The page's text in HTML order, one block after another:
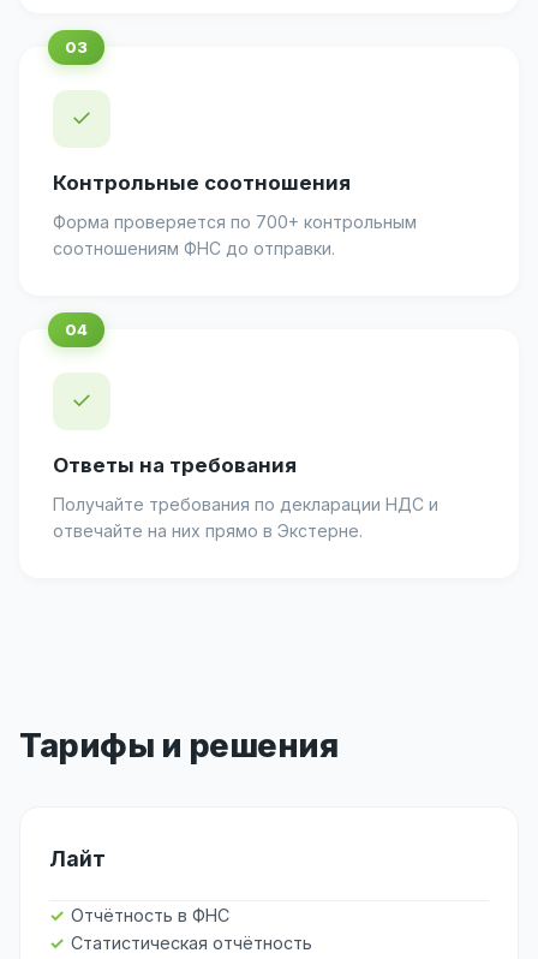
✓
Контрольные соотношения
Форма проверяется по 700+ контрольным
соотношениям ФНС до отправки.
✓
Ответы на требования
Получайте требования по декларации НДС и
отвечайте на них прямо в Экстерне.
Тарифы и решения
Лайт
Отчётность в ФНС
Статистическая отчётность